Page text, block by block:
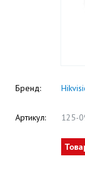
Бренд:
Артикул: 125-